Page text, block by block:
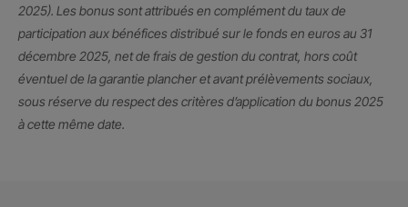
2025). Les bonus sont attribués en complément du taux de
participation aux bénéfices distribué sur le fonds en euros au 31
décembre 2025, net de frais de gestion du contrat, hors coût
éventuel de la garantie plancher et avant prélèvements sociaux,
sous réserve du respect des critères d’application du bonus 2025
à cette même date.